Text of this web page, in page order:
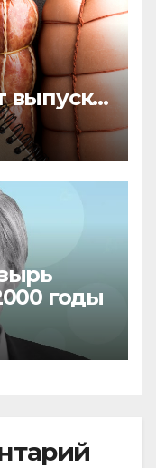
выпуск
годы